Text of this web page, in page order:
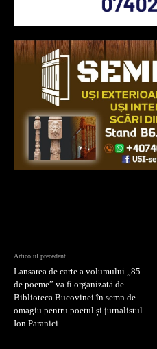
Articolul precedent
Lansarea de carte a volumului „85
de poeme” va fi organizată de
Biblioteca Bucovinei în semn de
omagiu pentru poetul și jurnalistul
Ion Paranici